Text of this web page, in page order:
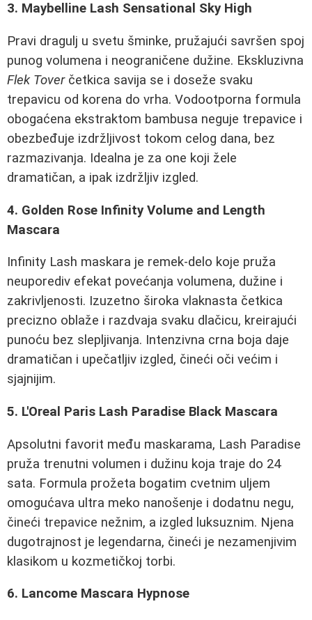
3. Maybelline Lash Sensational Sky High
Pravi dragulj u svetu šminke, pružajući savršen spoj
punog volumena i neograničene dužine. Ekskluzivna
Flek Toverčetkica savija se i doseže svaku
trepavicu od korena do vrha. Vodootporna formula
obogaćena ekstraktom bambusa neguje trepavice i
obezbeđuje izdržljivost tokom celog dana, bez
razmazivanja. Idealna je za one koji žele
dramatičan, a ipak izdržljiv izgled.
4. Golden Rose Infinity Volume and Length
Mascara
Infinity Lash maskara je remek-delo koje pruža
neuporediv efekat povećanja volumena, dužine i
zakrivljenosti. Izuzetno široka vlaknasta četkica
precizno oblaže i razdvaja svaku dlačicu, kreirajući
punoću bez slepljivanja. Intenzivna crna boja daje
dramatičan i upečatljiv izgled, čineći oči većim i
sjajnijim.
5. L'Oreal Paris Lash Paradise Black Mascara
Apsolutni favorit među maskarama, Lash Paradise
pruža trenutni volumen i dužinu koja traje do 24
sata. Formula prožeta bogatim cvetnim uljem
omogućava ultra meko nanošenje i dodatnu negu,
čineći trepavice nežnim, a izgled luksuznim. Njena
dugotrajnost je legendarna, čineći je nezamenjivim
klasikom u kozmetičkoj torbi.
6. Lancome Mascara Hypnose